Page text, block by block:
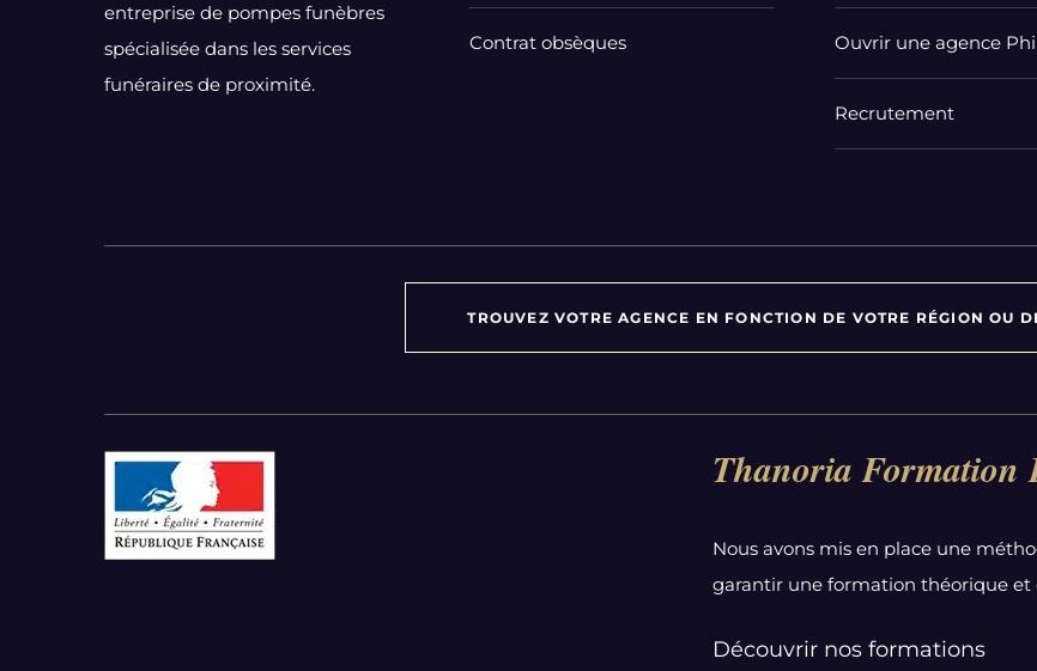
entreprise de pompes funèbres
spécialisée dans les services
funéraires de proximité.
Contrat obsèques Ouvrir une agence
Recrutement
TROUVEZ VOTRE AGENCE EN FONCTION DE VOTRE RÉGION OU
Par région :
Auvergne-Rhône-Alpes
Bourgogne-Franche-Comté
Par département :
Côte-d'Or
Thanoria Formation
Nous avons mis en place une
garantir une formation théorique et
Découvrir nos formations